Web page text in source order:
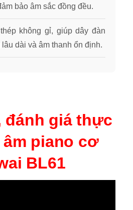
bảo âm sắc đồng đều.
không gỉ, giúp dây đàn
dài và âm thanh ổn định.
đánh giá thực
piano cơ
BL61